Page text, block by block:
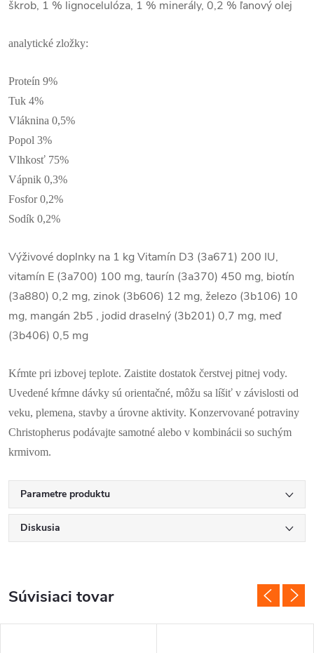
škrob, 1 % lignocelulóza, 1 % minerály, 0,2 % ľanový olej
analytické zložky:
Proteín 9%
Tuk 4%
Vláknina 0,5%
Popol 3%
Vlhkosť 75%
Vápnik 0,3%
Fosfor 0,2%
Sodík 0,2%
Výživové doplnky na 1 kg Vitamín D3 (3a671) 200 IU,
vitamín E (3a700) 100 mg, taurín (3a370) 450 mg, biotín
(3a880) 0,2 mg, zinok (3b606) 12 mg, železo (3b106) 10
mg, mangán 2b5 , jodid draselný (3b201) 0,7 mg, meď
(3b406) 0,5 mg
Kŕmte pri izbovej teplote. Zaistite dostatok čerstvej pitnej vody.
Uvedené kŕmne dávky sú orientačné, môžu sa líšiť v závislosti od
veku, plemena, stavby a úrovne aktivity. Konzervované potraviny
Christopherus podávajte samotné alebo v kombinácii so suchým
krmivom.
Parametre produktu
Diskusia
Súvisiaci tovar